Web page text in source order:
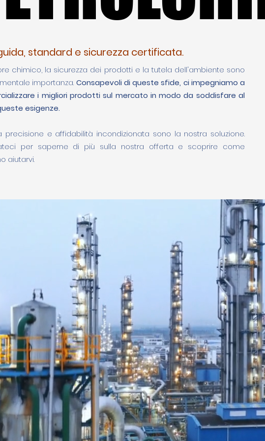
standard e sicurezza certificata.
chimico, la sicurezza dei prodotti e la tutela dell'ambiente sono
importanza. Consapevoli di queste sfide, ci impegniamo a
i migliori prodotti sul mercato in modo da soddisfare al
esigenze.
precisione e affidabilità incondizionata sono la nostra soluzione.
per saperne di più sulla nostra offerta e scoprire come
aiutarvi.